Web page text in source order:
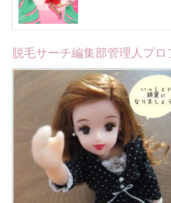
脱毛サーチ編集部管理人プロ